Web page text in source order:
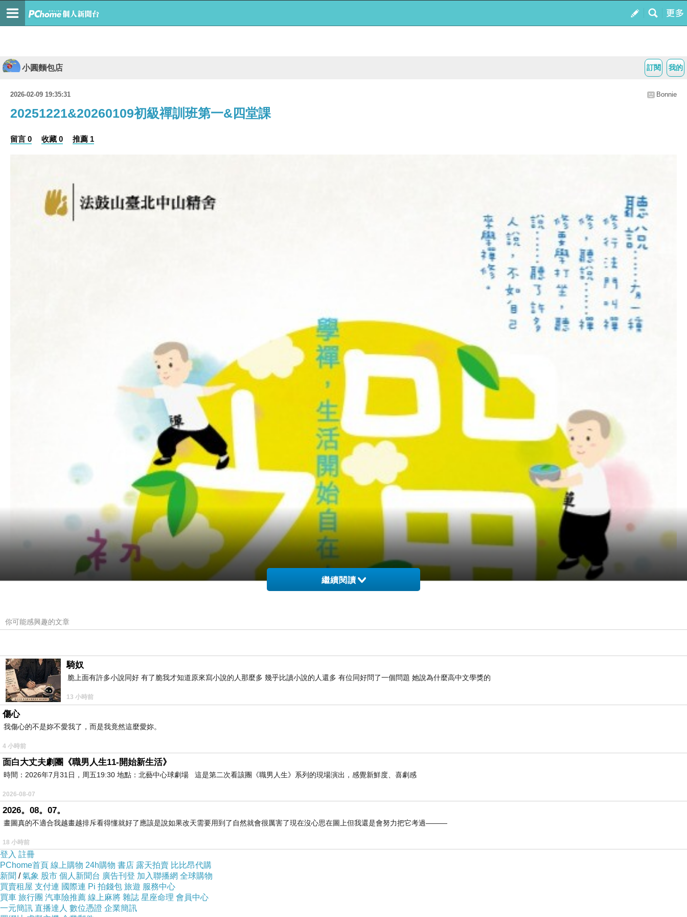
我的
訂閱
小圓麵包店
2026-02-09 19:35:31 Bonnie
20251221&20260109初級禪訓班第一&四堂課
留言 0 收藏 0 推薦 1
照片取自網路
健康又安全的禪法
法鼓山的禪法，源自聖嚴法師承繼虛雲老和尚與東初老和尚的法脈。聖嚴法師曾有開悟的體驗，其後閉關精進修行，並赴日本取得博士學位。為接引西方人士學禪，聖嚴法師遠赴美國弘
繼續閱讀
你可能感興趣的文章
騎奴
脆上面有許多小說同好 有了脆我才知道原來寫小說的人那麼多 幾乎比讀小說的人還多 有位同好問了一個問題 她說為什麼高中文學獎的
13 小時前
傷心
我傷心的不是妳不愛我了，而是我竟然這麼愛妳。
4 小時前
面白大丈夫劇團《職男人生11-開始新生活》
時間：2026年7月31日，周五19:30 地點：北藝中心球劇場 這是第二次看該團《職男人生》系列的現場演出，感覺新鮮度、喜劇感
2026-08-07
2026。08。07。
畫圖真的不適合我越畫越排斥看得懂就好了應該是說如果改天需要用到了自然就會很厲害了現在沒心思在圖上但我還是會努力把它考過———
18 小時前
登入 註冊
PChome首頁 線上購物 24h購物 書店 露天拍賣 比比昂代購
新聞 /氣象 股市 個人新聞台 廣告刊登 加入聯播網 全球購物
買賣租屋 支付連 國際連 Pi 拍錢包 旅遊 服務中心
買車 旅行團 汽車險推薦 線上麻將 雜誌 星座命理 會員中心
一元簡訊 直播達人 數位憑證 企業簡訊